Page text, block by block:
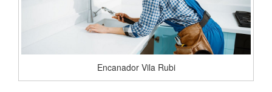
Encanador Vila Rubi